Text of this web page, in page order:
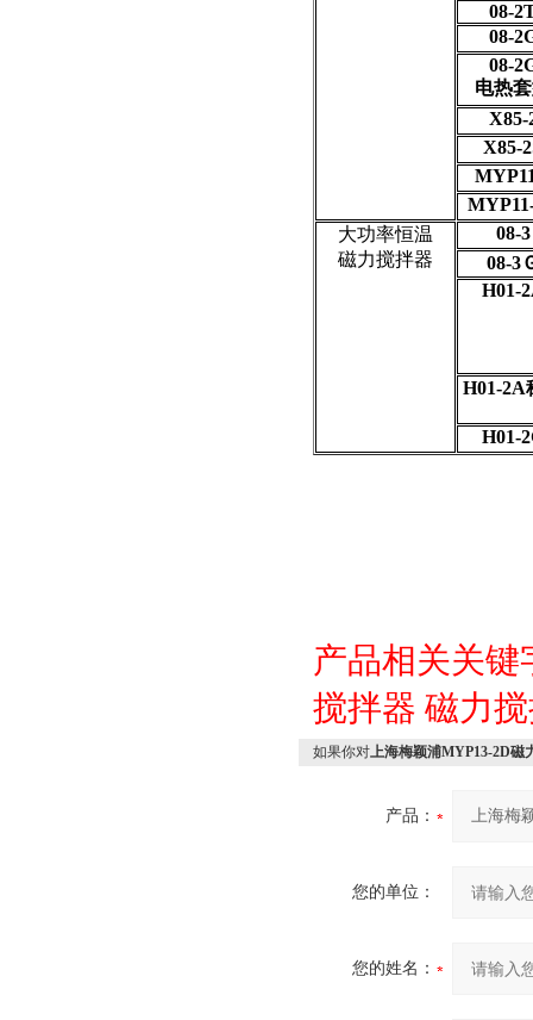
08-
08-
08-
电热
X85-
X85-
大功率恒温
磁力搅拌器
08-3
08-3
H01-
H01-2A
H01-
产品相关关
搅拌器 磁力
如果你对上海梅颖浦MYP13-2D磁
产品：
您的单位：
您的姓名：